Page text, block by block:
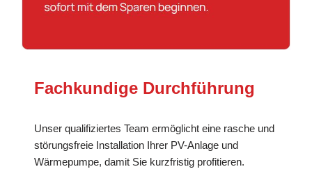
Fachkundige Durchführung
Unser qualifiziertes Team ermöglicht eine rasche und
störungsfreie Installation Ihrer PV-Anlage und
Wärmepumpe, damit Sie kurzfristig profitieren.